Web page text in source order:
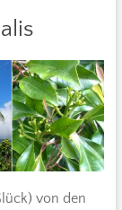
von den